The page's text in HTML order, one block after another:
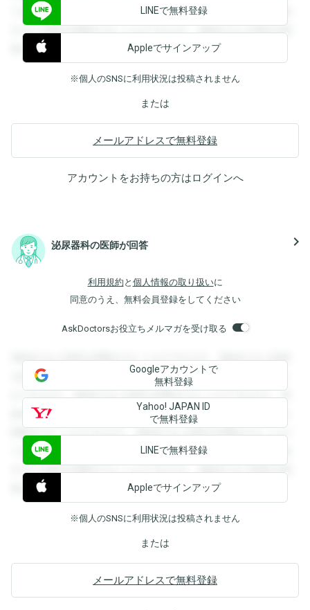
できます。登録すると回答を閲覧することができます。登録
すると回答を閲覧することができます。登録すると回答を閲
覧することができます。
LINEで無料登録
Appleでサインアップ
※個人のSNSに利用状況は投稿されません
または
メールアドレスで無料登録
アカウントをお持ちの方はログインへ
泌尿器科の医師が回答 navigate_next
利用規約 と 個人情報の取り扱いに
同意のうえ、無料会員登録をしてください
AskDoctorsお役立ちメルマガを受け取る
登録すると回答を閲覧することができます。登録すると回答
を閲覧することができます。登録すると回答を閲覧すること
ができます。登録すると回答を閲覧することができます。登
録すると回答を閲覧することができます。登録すると回答を
閲覧することができます。登録すると回答を閲覧することが
できます。登録すると回答を閲覧することができます。登録
すると回答を閲覧することができます。登録すると回答を閲
覧することができます。
Googleアカウントで
無料登録
Yahoo! JAPAN ID
で無料登録
LINEで無料登録
Appleでサインアップ
※個人のSNSに利用状況は投稿されません
または
メールアドレスで無料登録